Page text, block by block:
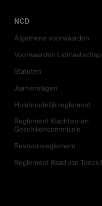
NCD
Algemene voorwaarden
Voorwaarden Lidmaatschap
Statuten
Jaarverslagen
Huishoudelijk reglement
Reglement Klachten-en
Geschillencommissie
Bestuursreglement
Reglement Raad van